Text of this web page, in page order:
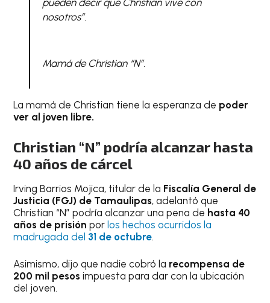
pueden decir que Christian vive con
nosotros”.
Mamá de Christian “N”.
La mamá de Christian tiene la esperanza de poder
ver al joven libre.
Christian “N” podría alcanzar hasta
40 años de cárcel
Irving Barrios Mojica, titular de la Fiscalía General de
Justicia (FGJ) de Tamaulipas, adelantó que
Christian “N” podría alcanzar una pena de hasta 40
años de prisión porlos hechos ocurridos la
madrugada del 31 de octubre.
Asimismo, dijo que nadie cobró la recompensa de
200 mil pesos impuesta para dar con la ubicación
del joven.